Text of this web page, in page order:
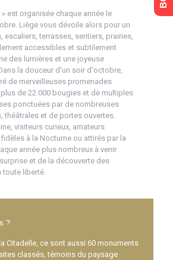
est organisée chaque année le
Liège vous dévoile alors pour un
escaliers, terrasses, sentiers, prairies,
accessibles et subtilement
des lumières et une joyeuse
la douceur d'un soir d'octobre,
de merveilleuses promenades
de 22.000 bougies et de multiples
ponctuées par de nombreuses
théâtrales et de portes ouvertes.
visiteurs curieux, amateurs
à la Nocturne ou attirés par la
année plus nombreux à venir
et de la découverte des
toute liberté.
?
Citadelle, ce sont aussi 60 monuments
classés, témoins du paysage